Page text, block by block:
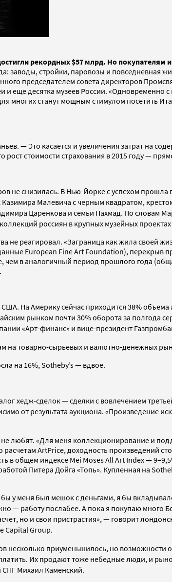
рекордных $57 млрд. Но покупателям
заводы, стройки, паровозы и повседневная
председателем совета директоров
и еще десятка музеев России.
многих станут мощным стимулом посетить
— Это касается и увеличения затрат на
стоимости страхования в 2015 году —
не снизилась. В Нью-Йорке с успехом прошла
Малевича с черным квадратом,
Царенкова и семьи Нахмад. По словам
россиян в крупных музейных
не реагировал. «Заграница как жила своей
European Fine Art Foundation), перекрыв
чем в аналогичный период прошлого года
На Америку сейчас приходится 38%
рынком почти 30% оборота за полгода
«Арт-финанс» и вице-президент
на товарно-сырьевых и валютно-денежных
на 16%, Sotheby’s — вдвое.
хедж-сделок — сделки с вовлечением
от результата аукциона. «Произведение
любят. «Для меня коллекционирование и
ArtPrice, доходность произведений
в общем индексе Mei Moses All Art Index —
Питера Дойга «Топь». Купленная на
у меня был мешок с деньгами, я бы
работу послабее. А пока я покупаю много
но и свои пристрастия», — говорит
Capital Group.
несколько приуменьшилось, но возможности
Их продают тоже небедные люди, и
СНГ Михаил Каменский.